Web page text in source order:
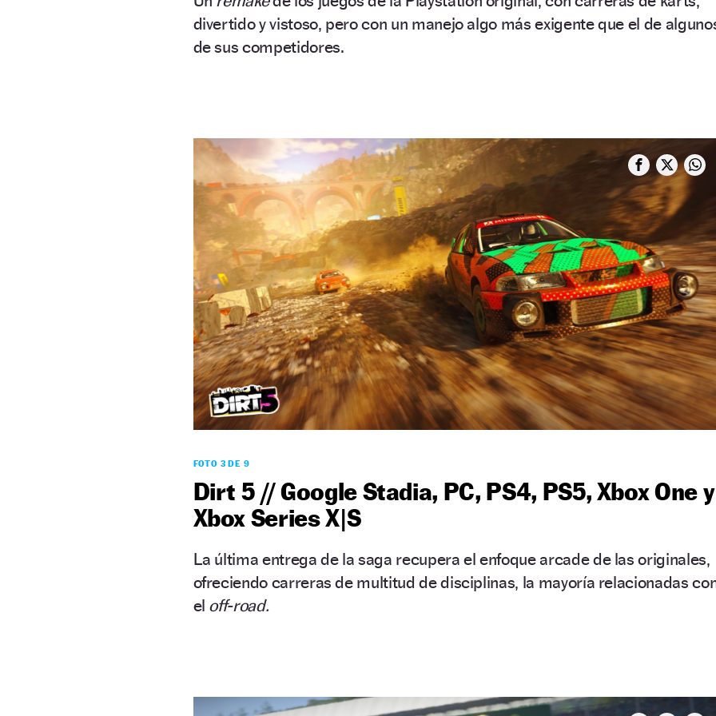
divertido y vistoso, pero con un manejo algo más exigente que el de
de sus competidores.
FOTO 3 DE 9
Dirt 5 // Google Stadia, PC, PS4, PS5, Xbox One y
Xbox Series X|S
La última entrega de la saga recupera el enfoque arcade de las originales,
ofreciendo carreras de multitud de disciplinas, la mayoría relacionadas
el off-road.